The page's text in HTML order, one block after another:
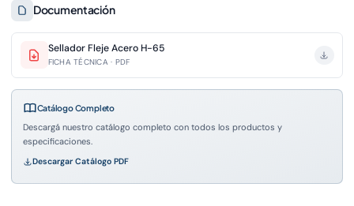
Documentación
Sellador Fleje Acero H-65
FICHA TÉCNICA · PDF
Catálogo Completo
Descargá nuestro catálogo completo con todos los productos y
especificaciones.
Descargar Catálogo PDF